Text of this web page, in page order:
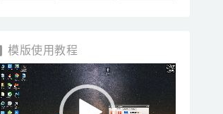
模版使用教程
视
频
播